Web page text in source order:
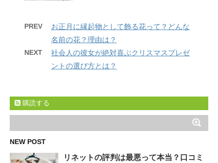
PREV
お正月に縁起物として飾る花って？どんな
名前の花？理由は？
NEXT
社会人の彼女が絶対喜ぶクリスマスプレゼ
ントの選び方とは？
購読する
NEW POST
リネットの評判は最悪って本当？口コミ